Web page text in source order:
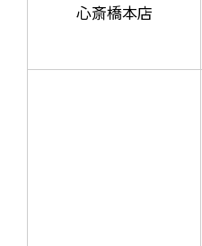
心斎橋本店